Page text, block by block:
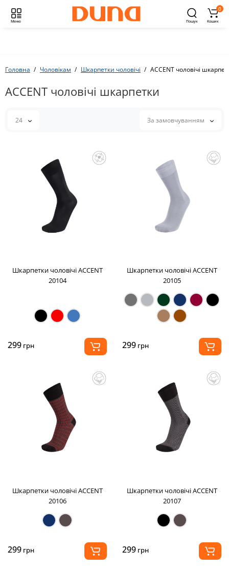
Меню Пошук
0
Кошик
Головна Чоловікам Шкарпетки чоловічі ACCENT чоловічі
ACCENT чоловічі шкарпетки
24 За замовчуванням
Шкарпетки чоловічі ACCENT
20104
299 грн
Шкарпетки чоловічі ACCENT
20105
299 грн
Шкарпетки чоловічі ACCENT
20106
299 грн
Шкарпетки чоловічі ACCENT
20107
299 грн